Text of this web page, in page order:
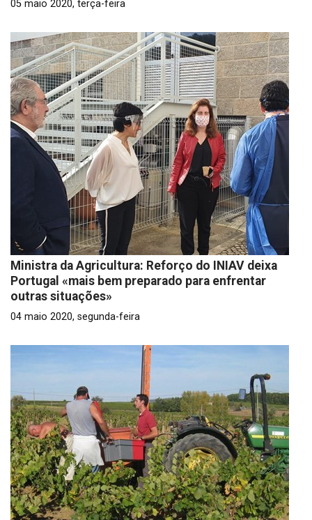
05 maio 2020, terça-feira
Ministra da Agricultura: Reforço do INIAV deixa
Portugal «mais bem preparado para enfrentar
outras situações»
04 maio 2020, segunda-feira